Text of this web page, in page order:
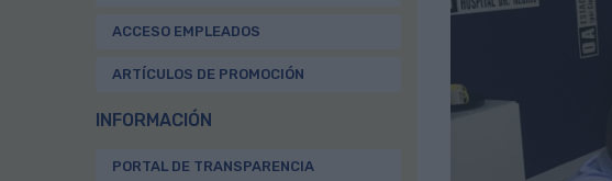
ACCESO EMPLEADOS
ARTÍCULOS DE PROMOCIÓN
INFORMACIÓN
PORTAL DE TRANSPARENCIA